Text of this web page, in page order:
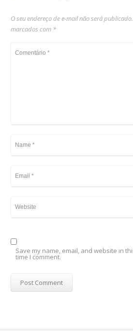
O seu endereço de e-mail não será publicado.
marcados com *
Save my name, email, and website in
time I comment.